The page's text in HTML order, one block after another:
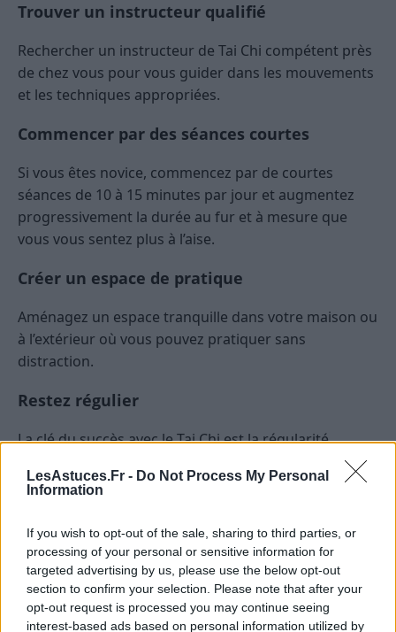
LesAstuces.Fr - Do Not Process My Personal
Information
If you wish to opt-out of the sale, sharing to third parties, or
processing of your personal or sensitive information for
targeted advertising by us, please use the below opt-out
section to confirm your selection. Please note that after your
opt-out request is processed you may continue seeing
interest-based ads based on personal information utilized by
Trouver un instructeur qualifié
Rechercher un instructeur de Tai Chi compétent près
de chez vous pour vous guider dans les mouvements
et les techniques appropriées.
Commencer par des séances courtes
Si vous êtes novice, commencez par de courtes
séances de 10 à 15 minutes par jour et augmentez
progressivement la durée au fur et à mesure que
vous vous sentez plus à l’aise.
Créer un espace de pratique
Aménagez un espace tranquille dans votre maison ou
à l’extérieur où vous pouvez pratiquer sans
distraction.
Restez régulier
La clé du succès avec le Tai Chi est la régularité.
Essayez de pratiquer tous les jours pour maximiser
les bienfaits.
Conclusion : Transformez Votre Bien-
être avec le Tai Chi
Le Tai Chi offre un moyen accessible et agréable
d’améliorer votre bien-être physique et mental. Que